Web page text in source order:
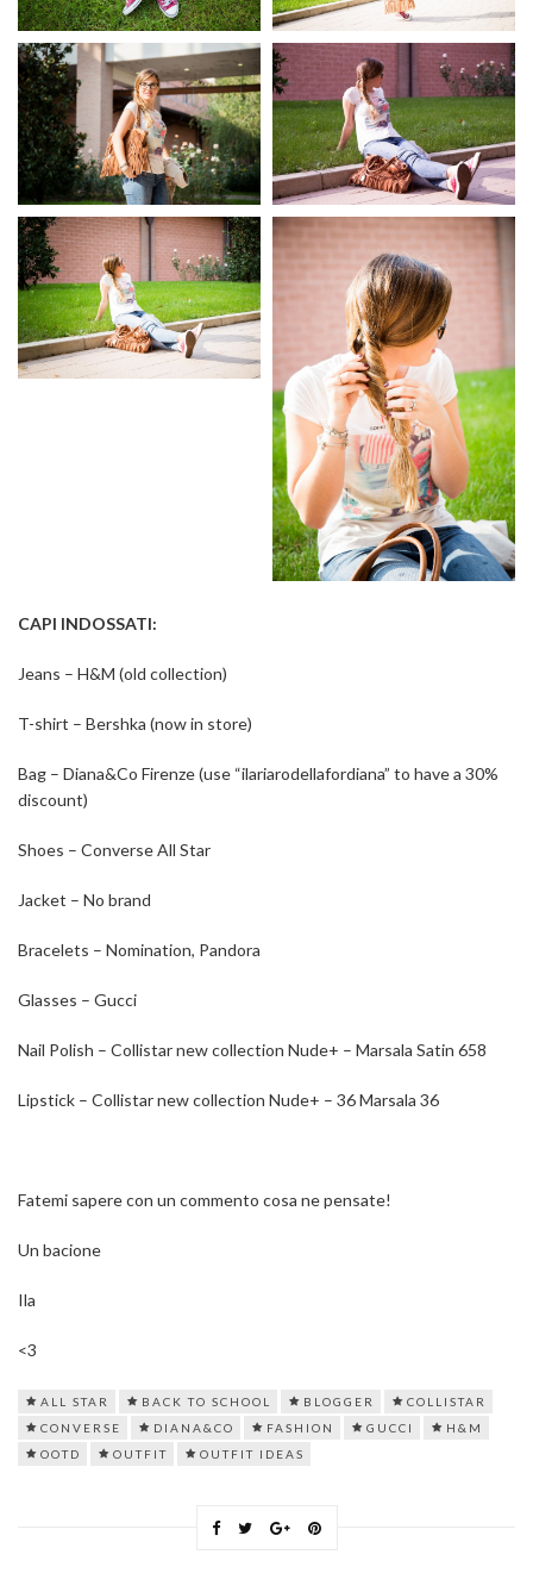
CAPI INDOSSATI:
Jeans – H&M (old collection)
T-shirt – Bershka (now in store)
Bag – Diana&Co Firenze (use “ilariarodellafordiana” to have a 30%
discount)
Shoes – Converse All Star
Jacket – No brand
Bracelets – Nomination, Pandora
Glasses – Gucci
Nail Polish – Collistar new collection Nude+ – Marsala Satin 658
Lipstick – Collistar new collection Nude+ – 36 Marsala 36
Fatemi sapere con un commento cosa ne pensate!
Un bacione
Ila
<3
ALL STAR BACK TO SCHOOL BLOGGER
COLLISTAR
CONVERSE
DIANA&CO FASHION GUCCI
H&M
OOTD
OUTFIT OUTFIT IDEAS